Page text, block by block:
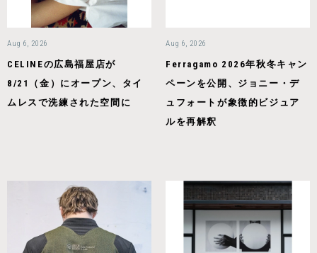
Aug 6, 2026
CELINEの広島福屋店が
8/21（金）にオープン、タイ
ムレスで洗練された空間に
Aug 6, 2026
Ferragamo 2026年秋冬キャン
ペーンを公開、ジョニー・デ
ュフォートが象徴的ビジュア
ルを再解釈